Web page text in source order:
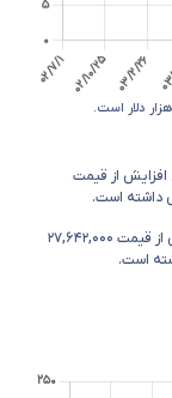
دلار است.
تومان افزایش از قیمت
قیمت سکه نیز در همین بازه با ۱۶۰ میلیون تومان افزایش از قیمت ۲۷,۶۴۲,۰۰۰